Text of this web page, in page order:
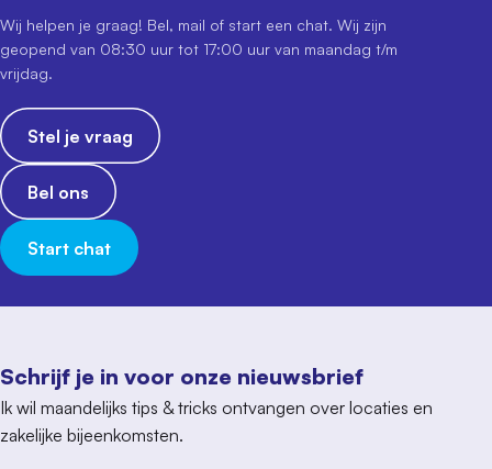
Schrijf je in voor onze nieuwsbrief
Ik wil maandelijks tips & tricks ontvangen over locaties en
zakelijke bijeenkomsten.
Wij helpen je graag! Bel, mail of start een chat. Wij zijn
geopend van 08:30 uur tot 17:00 uur van maandag t/m
vrijdag.
Stel je vraag
Bel ons
Start chat